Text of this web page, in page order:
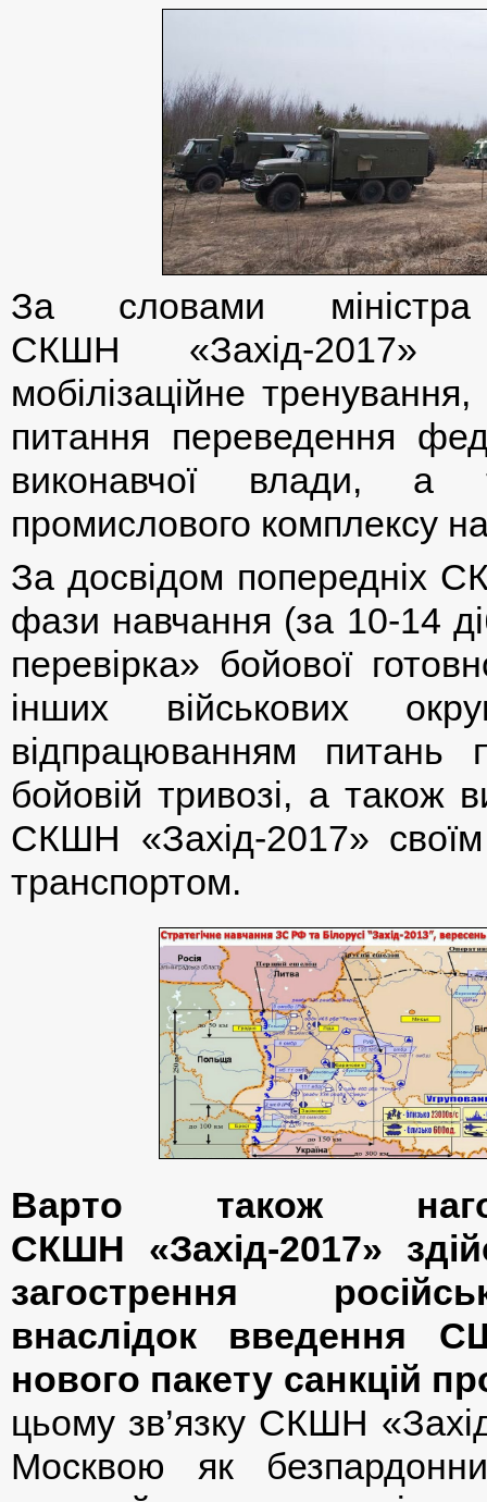
За словами
СКШН «Захід-2017»
мобілізаційне
питання переведення
виконавчої влади, а
промислового комплексу
За досвідом попередніх
фази навчання (за 10-14
перевірка» бойової
інших військових
відпрацюванням питань
бойовій тривозі, а також
СКШН «Захід-2017»
транспортом.
Варто також
СКШН «Захід-2017»
загострення
внаслідок введення
нового пакету санкцій
цьому зв’язку СКШН
Москвою як